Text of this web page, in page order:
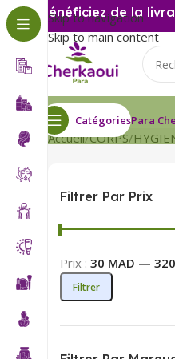
Skip to navigation
Skip to main content
Bénéficiez de la
CatégoriesPara
Accueil CORPS
Filtrer Par Prix
Filtrer
Prix : 30 MAD —